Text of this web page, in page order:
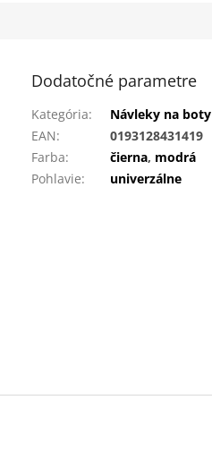
Dodatočné parametre
Kategória:
Návleky na boty
EAN:
0193128431419
Farba: čierna, modrá
Pohlavie: univerzálne